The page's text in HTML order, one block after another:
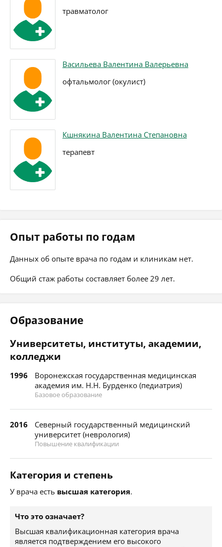
травматолог
Васильева Валентина Валерьевна
офтальмолог (окулист)
Кшнякина Валентина Степановна
терапевт
Опыт работы по годам
Данных об опыте врача по годам и клиникам нет.
Общий стаж работы составляет более 29 лет.
Образование
Университеты, институты, академии,
колледжи
1996
Воронежская государственная медицинская
академия им. Н.Н. Бурденко (педиатрия)
Базовое образование
2016
Северный государственный медицинский
университет (неврология)
Повышение квалификации
Категория и степень
У врача есть высшая категория.
Что это означает?
Высшая квалификационная категория врача
является подтверждением его высокого